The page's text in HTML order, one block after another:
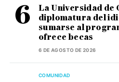
La Universidad de
diplomatura del
sumarse al
ofrece becas
6 DE AGOSTO DE 2026
COMUNIDAD